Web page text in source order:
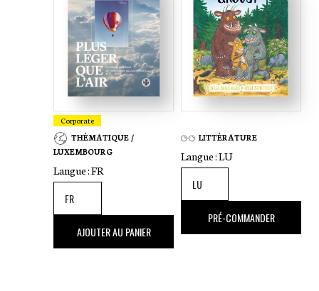
Corporate
THÉMATIQUE /
LUXEMBOURG
Langue :FR
,00 €
AJOUTER AU PANIER
LITTÉRATURE
Langue :LU
,00 €
PRÉ-COMMANDER